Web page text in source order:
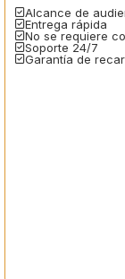
Alcance de
Entrega rápida
No se requiere
Soporte 24/7
Garantía de